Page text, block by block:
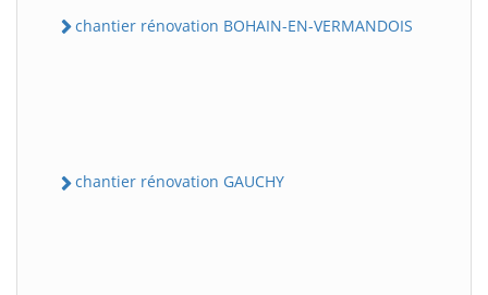
chantier rénovation BOHAIN-EN-VERMANDOIS
chantier rénovation GAUCHY